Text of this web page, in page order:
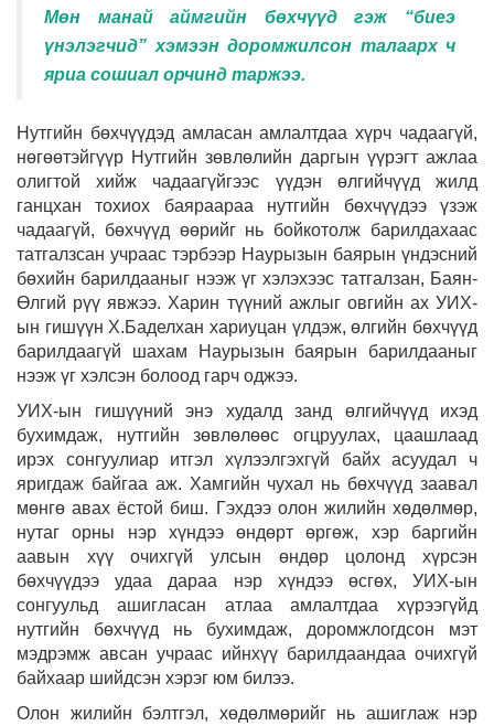
Мөн манай аймгийн бөхчүүд гэж “биеэ
үнэлэгчид” хэмээн доромжилсон талаарх ч
яриа сошиал орчинд таржээ.
Нутгийн бөхчүүдэд амласан амлалтдаа хүрч чадаагүй,
нөгөөтэйгүүр Нутгийн зөвлөлийн даргын үүрэгт ажлаа
олигтой хийж чадаагүйгээс үүдэн өлгийчүүд жилд
ганцхан тохиох баяраараа нутгийн бөхчүүдээ үзэж
чадаагүй, бөхчүүд өөрийг нь бойкотолж барилдахаас
татгалзсан учраас тэрбээр Наурызын баярын үндэсний
бөхийн барилдааныг нээж үг хэлэхээс татгалзан, Баян-
Өлгий рүү явжээ. Харин түүний ажлыг овгийн ах УИХ-
ын гишүүн Х.Баделхан хариуцан үлдэж, өлгийн бөхчүүд
барилдаагүй шахам Наурызын баярын барилдааныг
нээж үг хэлсэн болоод гарч оджээ.
УИХ-ын гишүүний энэ худалд занд өлгийчүүд ихэд
бухимдаж, нутгийн зөвлөлөөс огцруулах, цаашлаад
ирэх сонгуулиар итгэл хүлээлгэхгүй байх асуудал ч
яригдаж байгаа аж. Хамгийн чухал нь бөхчүүд заавал
мөнгө авах ёстой биш. Гэхдээ олон жилийн хөдөлмөр,
нутаг орны нэр хүндээ өндөрт өргөж, хэр баргийн
аавын хүү очихгүй улсын өндөр цолонд хүрсэн
бөхчүүдээ удаа дараа нэр хүндээ өсгөх, УИХ-ын
сонгуульд ашигласан атлаа амлалтдаа хүрээгүйд
нутгийн бөхчүүд нь бухимдаж, доромжлогдсон мэт
мэдрэмж авсан учраас ийнхүү барилдаандаа очихгүй
байхаар шийдсэн хэрэг юм билээ.
Олон жилийн бэлтгэл, хөдөлмөрийг нь ашиглаж нэр